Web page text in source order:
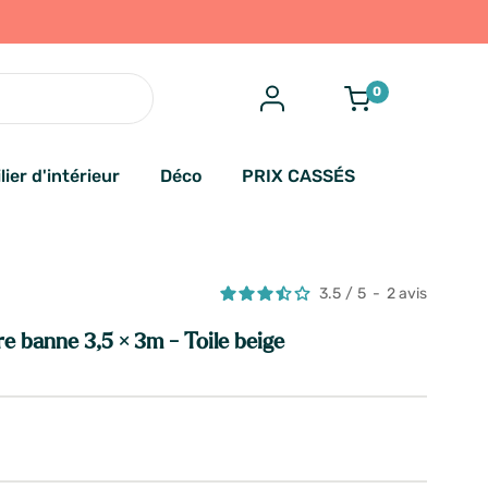
0
d'intérieur Déco PRIX CASSÉS
banne 3,5 × 3m - Toile beige
3.5 / 5 - 2avis